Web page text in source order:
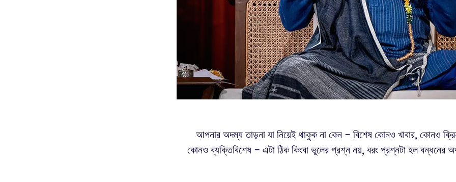
আপনার অদম্য তাড়না যা নিয়েই থাকুক না কেন – বিশেষ কোনও খাবার, কোনও
কোনও ব্যক্তিবিশেষ – এটা ঠিক কিংবা ভুলের প্রশ্ন নয়, বরং প্রশ্নটা হল বন্ধনের